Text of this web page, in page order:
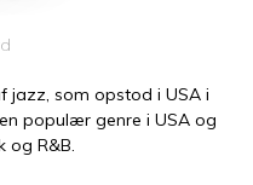
jazz, som opstod i USA i
populær genre i USA og
og R&B.